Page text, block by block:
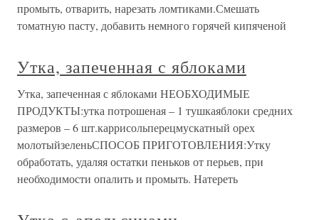
промыть, отварить, нарезать ломтиками.Смешать
томатную пасту, добавить немного горячей кипяченой
Утка, запеченная с яблоками
Утка, запеченная с яблоками НЕОБХОДИМЫЕ
ПРОДУКТЫ:утка потрошеная – 1 тушкаяблоки средних
размеров – 6 шт.каррисольперецмускатный орех
молотыйзеленьСПОСОБ ПРИГОТОВЛЕНИЯ:Утку
обработать, удаляя остатки пеньков от перьев, при
необходимости опалить и промыть. Натереть